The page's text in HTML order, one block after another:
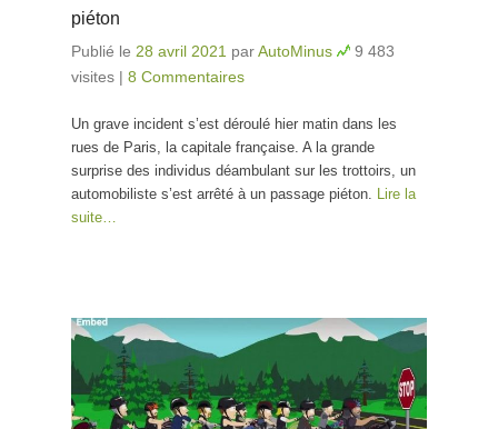
piéton
Publié le 28 avril 2021 parAutoMinus
9 483
visites | 8 Commentaires
Un grave incident s’est déroulé hier matin dans les
rues de Paris, la capitale française. A la grande
surprise des individus déambulant sur les trottoirs, un
automobiliste s’est arrêté à un passage piéton.
Lire la
suite…